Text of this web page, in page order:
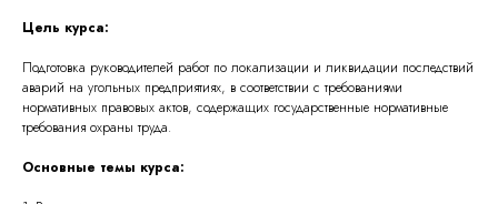
Цель курса:
Подготовка руководителей работ по локализации и ликвидации последствий
аварий на угольных предприятиях, в соответствии с требованиями
нормативных правовых актов, содержащих государственные нормативные
требования охраны труда.
Основные темы курса: